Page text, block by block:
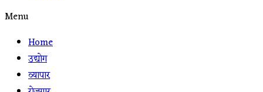
Menu
Home
उद्योग
व्यापार